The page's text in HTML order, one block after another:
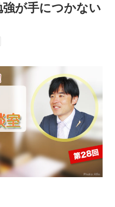
が手につかない